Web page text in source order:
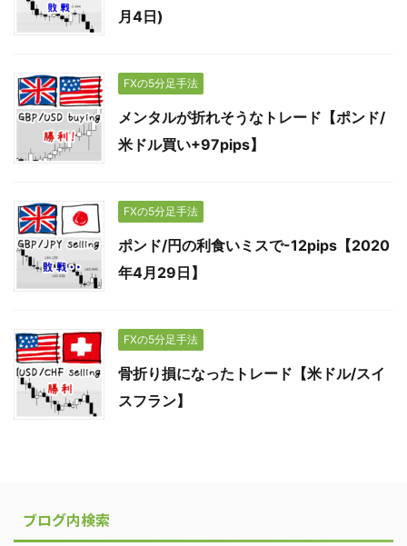
月4日)
FXの5分足手法
メンタルが折れそうなトレード【ポンド/
米ドル買い+97pips】
FXの5分足手法
ポンド/円の利食いミスで-12pips【2020
年4月29日】
FXの5分足手法
骨折り損になったトレード【米ドル/スイ
スフラン】
ブログ内検索